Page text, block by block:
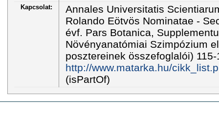
Kapcsolat:
Annales Universitatis
Rolando Eötvös Nominatae -
évf. Pars Botanica,
Növényanatómiai Szimpózium
posztereinek összefoglalói)
http://www.matarka.hu/
(isPartOf)